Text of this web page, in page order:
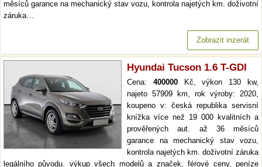
měsíců garance na mechanický stav vozu, kontrola najetých km. doživotní
záruka…
Zobrazit inzerát
Hyundai Tucson 1.6 T-GDI
Cena: 400000Kč, výkon 130 kw,
najeto 57909 km, rok výroby: 2020,
koupeno v: česká republika servisní
knížka více než 19 000 kvalitních a
prověřených aut. až 36 měsíců
garance na mechanický stav vozu,
kontrola najetých km. doživotní záruka
legálního původu. výkup všech modelů a značek, férové ceny, peníze